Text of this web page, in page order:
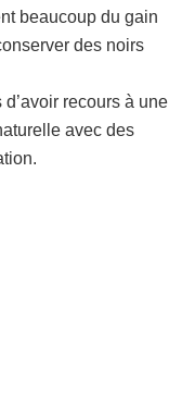
beaucoup du gain
des noirs
recours à une
avec des